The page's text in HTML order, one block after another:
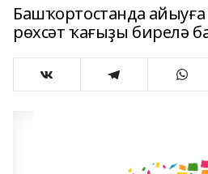
Башҡортостанда айыуға
рөхсәт ҡағыҙы бирелә